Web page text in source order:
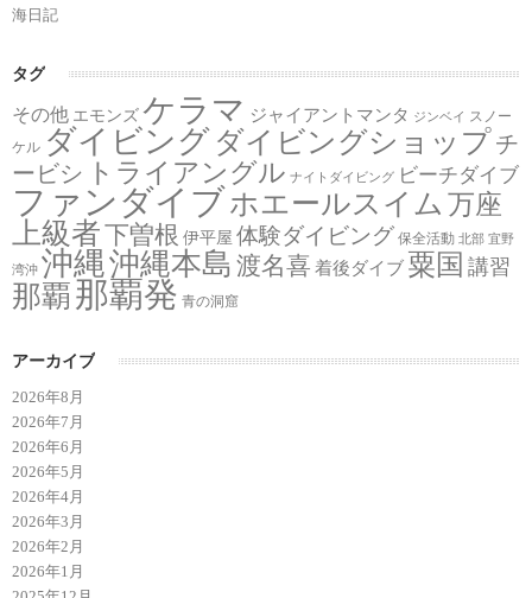
海日記
タグ
その他 エモンズ ケラマ ジャイアントマンタ ジンベイ スノー
ケル ダイビング ダイビングショップチ
ービシ トライアングル ナイトダイビング ビーチダイブ
ファンダイブホエールスイム 万座
上級者下曽根 伊平屋 体験ダイビング 保全活動 北部 宜野
湾沖 沖縄沖縄本島 渡名喜 着後ダイブ 粟国 講習
那覇 那覇発 青の洞窟
アーカイブ
2026年8月
2026年7月
2026年6月
2026年5月
2026年4月
2026年3月
2026年2月
2026年1月